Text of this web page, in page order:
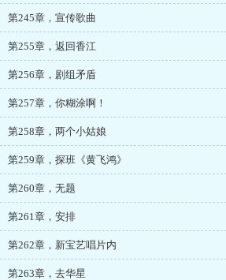
第245章，宣传歌曲
第255章，返回香江
第256章，剧组矛盾
第257章，你糊涂啊！
第258章，两个小姑娘
第259章，探班《黄飞鸿》
第260章，无题
第261章，安排
第262章，新宝艺唱片内
第263章，去华星